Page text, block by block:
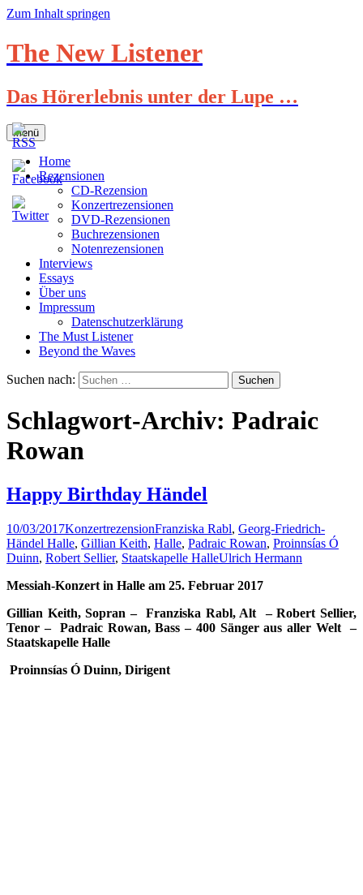
Zum Inhalt springen
The New Listener
Das Hörerlebnis unter der Lupe …
Menü
Home
Rezensionen
CD-Rezension
Konzertrezensionen
DVD-Rezensionen
Buchrezensionen
Notenrezensionen
Interviews
Essays
Über uns
Impressum
Datenschutzerklärung
The Must Listener
Beyond the Waves
Suchen nach:
Schlagwort-Archiv: Padraic
Rowan
Happy Birthday Händel
10/03/2017KonzertrezensionFranziska Rabl, Georg-Friedrich-
Händel Halle, Gillian Keith, Halle, Padraic Rowan, Proinnsías Ó
Duinn, Robert Sellier, Staatskapelle HalleUlrich Hermann
Messiah-Konzert in Halle am 25. Februar 2017
Gillian Keith, Sopran – Franziska Rabl, Alt – Robert Sellier,
Tenor – Padraic Rowan, Bass – 400 Sänger aus aller Welt –
Staatskapelle Halle
Proinnsías Ó Duinn, Dirigent